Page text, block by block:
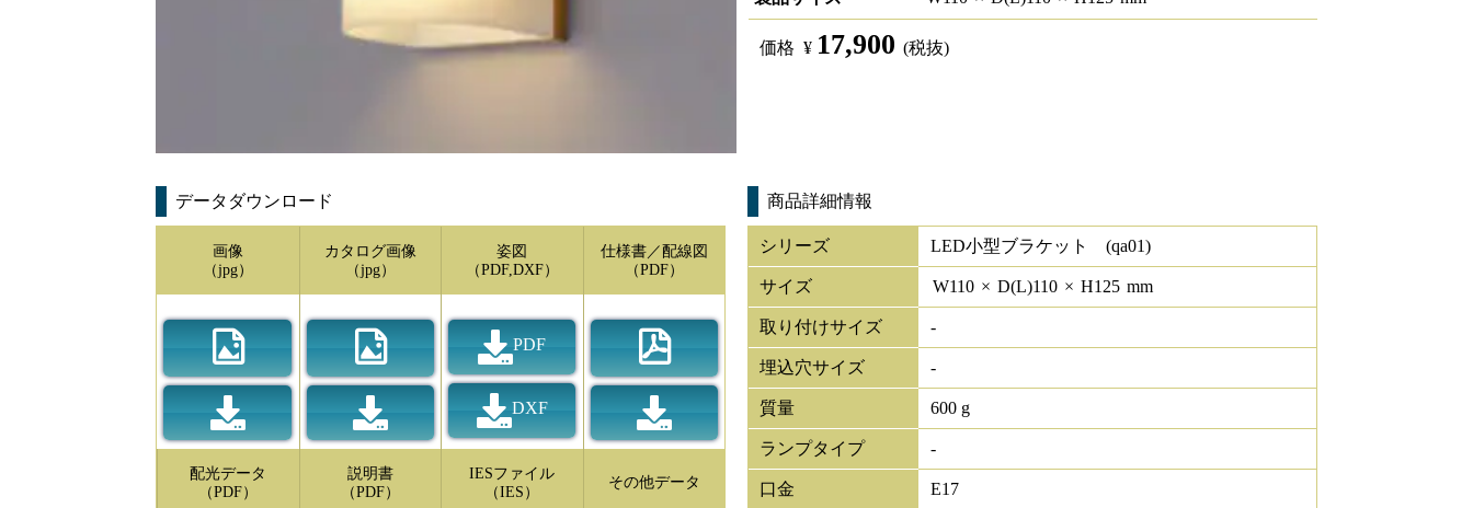
価格 ¥ 17,900 (税抜)
データダウンロード
画像
（jpg）
カタログ画像
（jpg）
姿図
（PDF,DXF）
PDF
DXF
仕様書／配線図
（PDF）
配光データ
（PDF）
説明書
（PDF）
IESファイル
（IES）
その他データ
商品詳細情報
シリーズ LED小型ブラケット (qa01)
サイズ W110 × D(L)110 × H125 mm
取り付けサイズ -
埋込穴サイズ -
質量 600 g
ランプタイプ -
口金 E17